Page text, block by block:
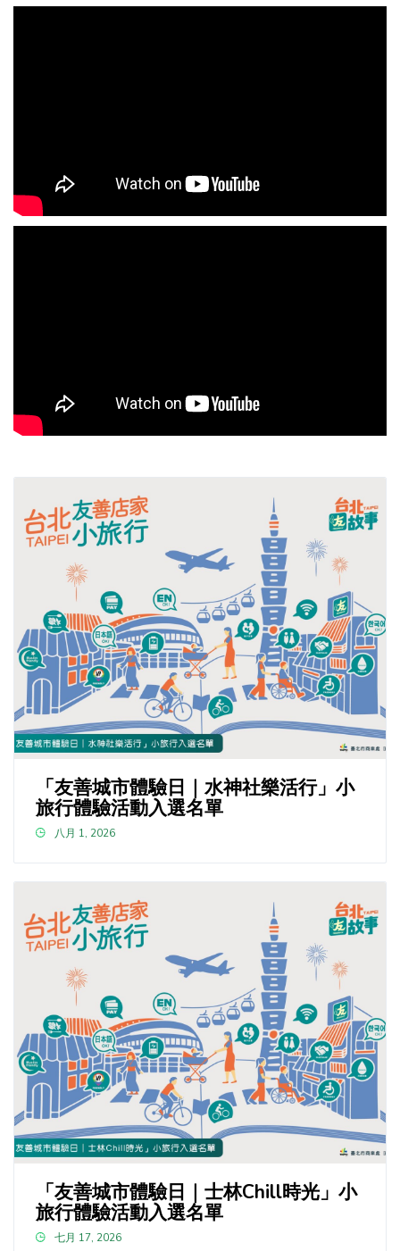
「友善城市體驗日｜水神社樂活行」小
旅行體驗活動入選名單
八月 1, 2026
「友善城市體驗日｜士林Chill時光」小
旅行體驗活動入選名單
七月 17, 2026